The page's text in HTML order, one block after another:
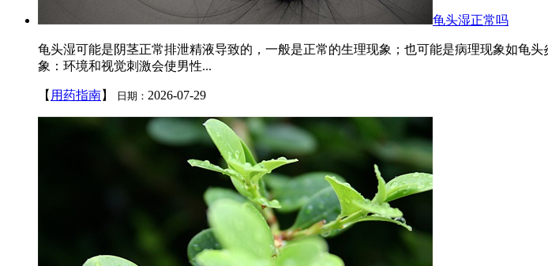
龟头湿正常吗
龟头湿可能是阴茎正常排泄精液导致的，一般是正常的生理现象；也可能是病理现象如龟
象：环境和视觉刺激会使男性...
【 用药指南】 日期： 2026-07-29